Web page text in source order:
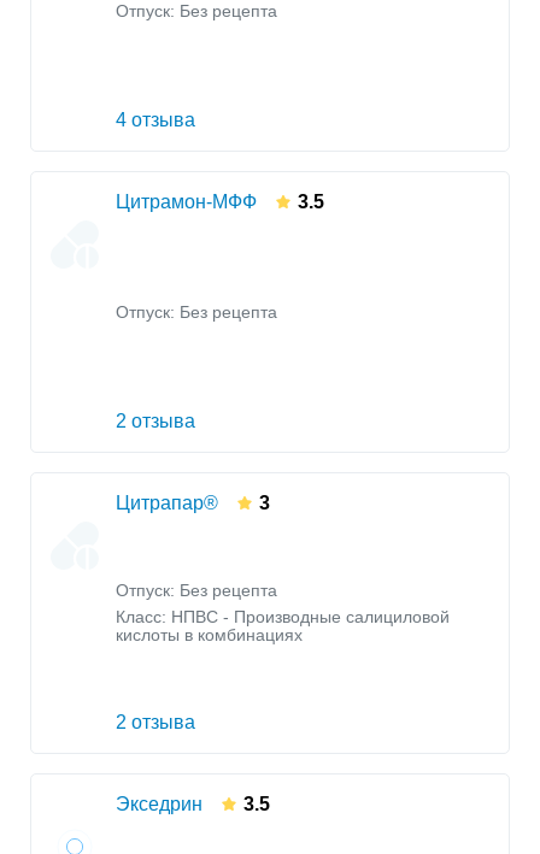
Отпуск: Без рецепта
4 отзыва
Цитрамон-МФФ 3.5
Отпуск: Без рецепта
2 отзыва
Цитрапар® 3
Отпуск: Без рецепта
Класс: НПВС - Производные салициловой
кислоты в комбинациях
2 отзыва
Экседрин 3.5